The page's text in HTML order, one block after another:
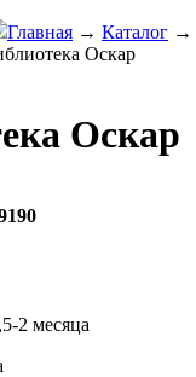
Главная → Каталог →
Оскар
Оскар
2 месяца